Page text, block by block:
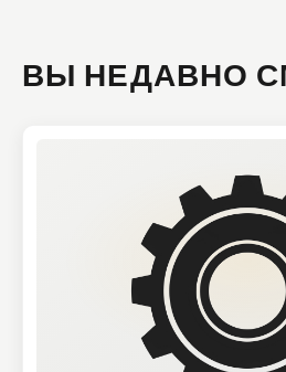
ВЫ НЕДАВНО